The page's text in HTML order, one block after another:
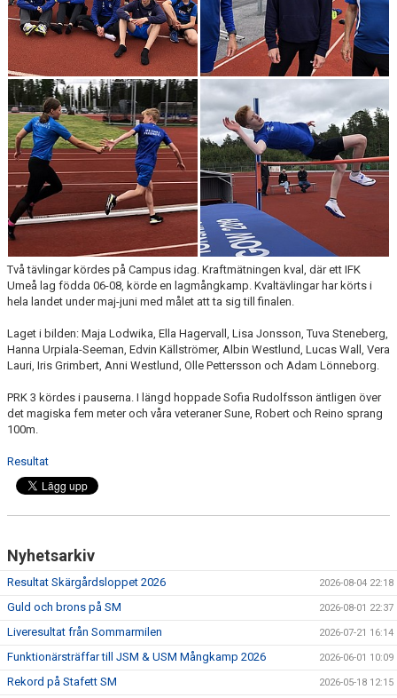
FÖRENINGEN
KLÄDKOLLEKTION
STATISTIK
TRÄNARE
LÄNKAR
BLODOMLOPPET
FAQ
ANTIDOPING
Två tävlingar kördes på Campus idag. Kraftmätningen kval, där ett IFK
Umeå lag födda 06-08, körde en lagmångkamp. Kvaltävlingar har körts i
hela landet under maj-juni med målet att ta sig till finalen.
Laget i bilden: Maja Lodwika, Ella Hagervall, Lisa Jonsson, Tuva Steneberg,
Hanna Urpiala-Seeman, Edvin Källströmer, Albin Westlund, Lucas Wall, Vera
Lauri, Iris Grimbert, Anni Westlund, Olle Pettersson och Adam Lönneborg.
PRK 3 kördes i pauserna. I längd hoppade Sofia Rudolfsson äntligen över
det magiska fem meter och våra veteraner Sune, Robert och Reino sprang
100m.
Resultat
Nyhetsarkiv
Resultat Skärgårdsloppet 2026 2026-08-04 22:18
Guld och brons på SM 2026-08-01 22:37
Liveresultat från Sommarmilen 2026-07-21 16:14
Funktionärsträffar till JSM & USM Mångkamp 2026 2026-06-01 10:09
Rekord på Stafett SM 2026-05-18 12:15